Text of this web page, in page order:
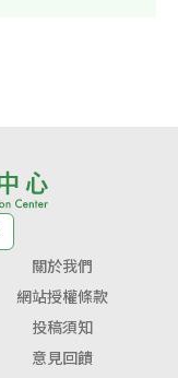
關於我們
網站授權條款
投稿須知
意見回饋